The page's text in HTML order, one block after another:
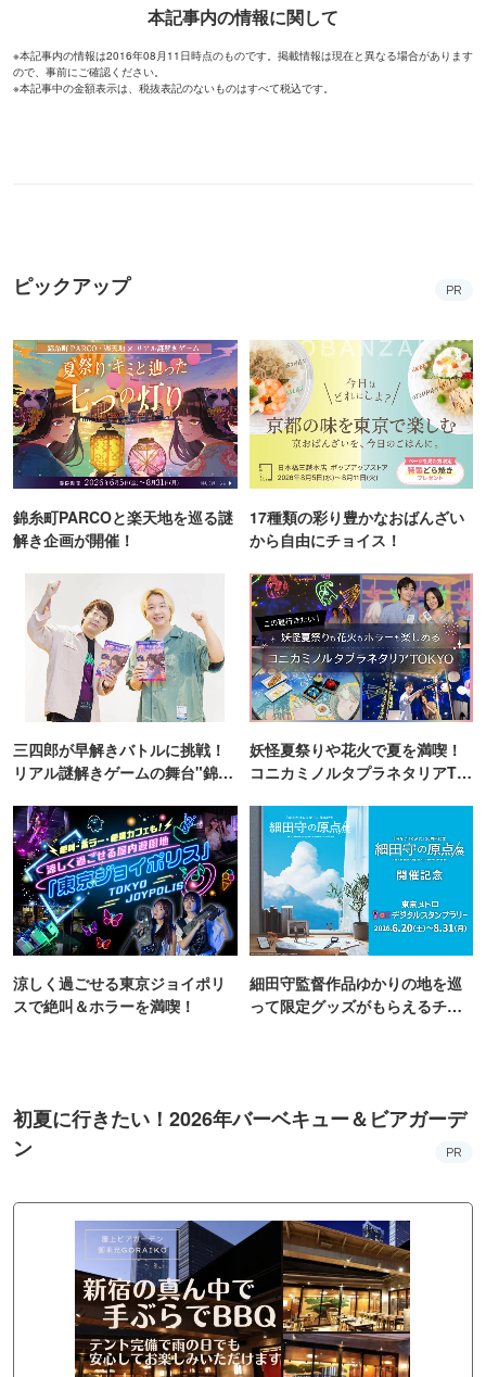
本記事内の情報に関して
※本記事内の情報は2016年08月11日時点のものです。掲載情報は現在と異なる場合があります
ので、事前にご確認ください。
※本記事中の金額表示は、税抜表記のないものはすべて税込です。
ピックアップ PR
錦糸町PARCOと楽天地を巡る謎
解き企画が開催！
17種類の彩り豊かなおばんざい
から自由にチョイス！
三四郎が早解きバトルに挑戦！
リアル謎解きゲームの舞台"錦糸
妖怪夏祭りや花火で夏を満喫！
コニカミノルタプラネタリアTO
涼しく過ごせる東京ジョイポリ
スで絶叫＆ホラーを満喫！
細田守監督作品ゆかりの地を巡
って限定グッズがもらえるチャ
初夏に行きたい！2026年バーベキュー＆ビアガーデ
ン
PR